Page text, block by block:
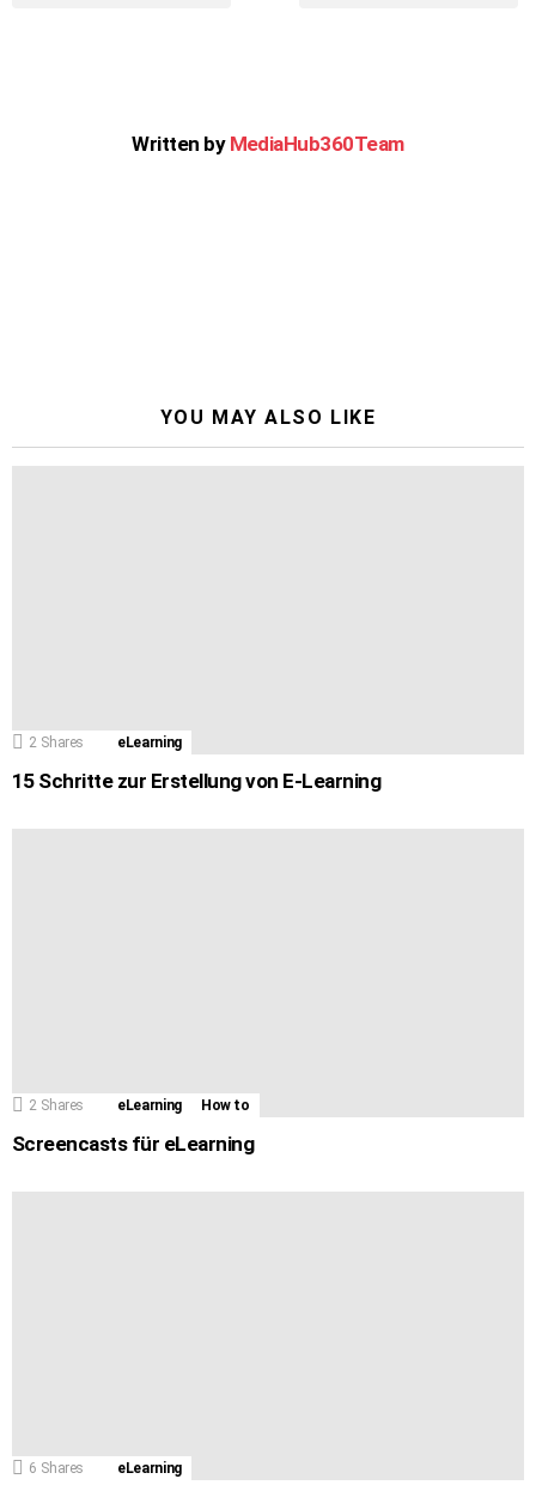
Written by MediaHub360Team
YOU MAY ALSO LIKE
2 Shares eLearning
15 Schritte zur Erstellung von E-Learning
2 Shares eLearning How to
Screencasts für eLearning
6 Shares eLearning